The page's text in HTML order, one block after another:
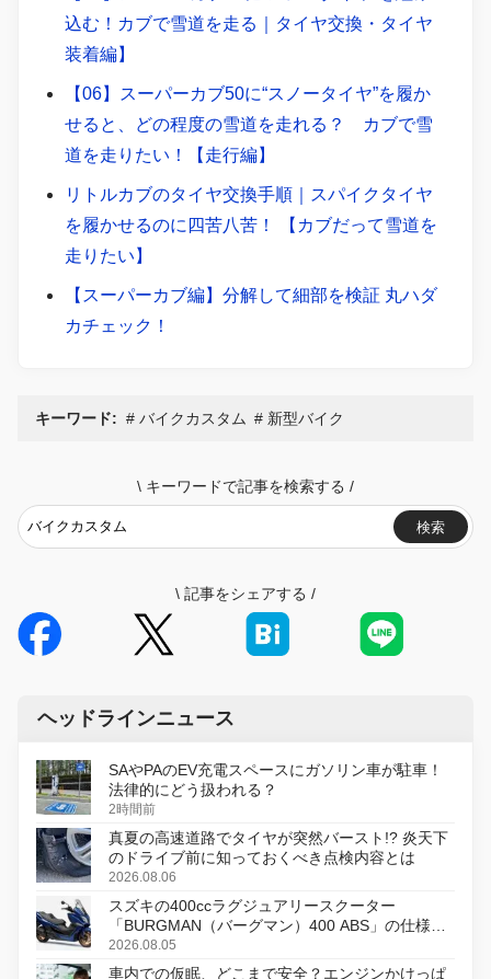
込む！カブで雪道を走る｜タイヤ交換・タイヤ
装着編】
【06】スーパーカブ50に“スノータイヤ”を履か
せると、どの程度の雪道を走れる？ カブで雪
道を走りたい！【走行編】
リトルカブのタイヤ交換手順｜スパイクタイヤ
を履かせるのに四苦八苦！ 【カブだって雪道を
走りたい】
【スーパーカブ編】分解して細部を検証 丸ハダ
カチェック！
キーワード: バイクカスタム 新型バイク
\ キーワードで記事を検索する /
検索
\ 記事をシェアする /
ヘッドラインニュース
SAやPAのEV充電スペースにガソリン車が駐車！
法律的にどう扱われる？
2時間前
真夏の高速道路でタイヤが突然バースト!? 炎天下
のドライブ前に知っておくべき点検内容とは
2026.08.06
スズキの400ccラグジュアリースクーター
「BURGMAN（バーグマン）400 ABS」の仕様を
変更し、8月18日に発売
2026.08.05
車内での仮眠、どこまで安全？エンジンかけっぱ